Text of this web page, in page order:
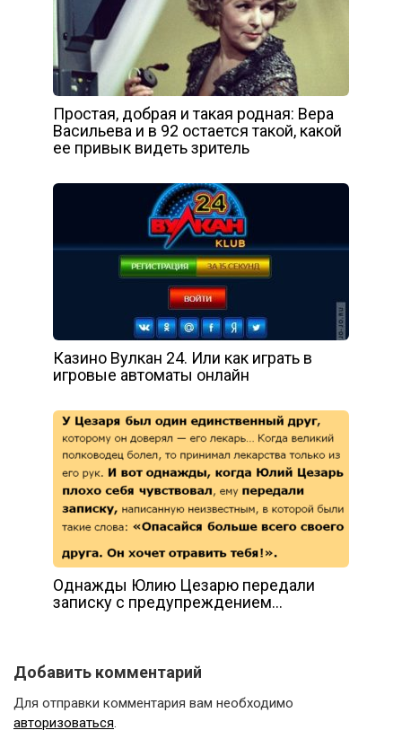
Простая, добрая и такая родная: Вера
Васильева и в 92 остается такой, какой
ее привык видеть зритель
Казино Вулкан 24. Или как играть в
игровые автоматы онлайн
Однажды Юлию Цезарю передали
записку с предупреждением…
Добавить комментарий
Для отправки комментария вам необходимо
авторизоваться.